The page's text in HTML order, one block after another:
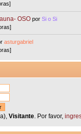
OSO porSi o Si
asturgabriel
Visitante. Por favor,